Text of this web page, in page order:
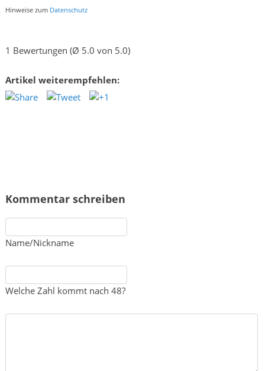
Hinweise zum Datenschutz
1 Bewertungen (Ø 5.0 von 5.0)
Artikel weiterempfehlen:
Kommentar schreiben
Name/Nickname
Welche Zahl kommt nach 48?